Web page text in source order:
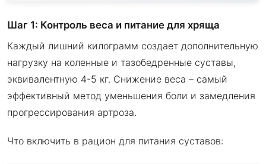
Шаг 1: Контроль веса и питание для хряща
Каждый лишний килограмм создает дополнительную
нагрузку на коленные и тазобедренные суставы,
эквивалентную 4-5 кг. Снижение веса – самый
эффективный метод уменьшения боли и замедления
прогрессирования артроза.
Что включить в рацион для питания суставов: